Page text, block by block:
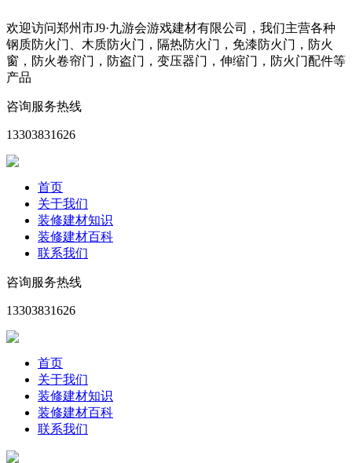
欢迎访问郑州市J9·九游会游戏建材有限公司，我们主营各种
钢质防火门、木质防火门，隔热防火门，免漆防火门，防火
窗，防火卷帘门，防盗门，变压器门，伸缩门，防火门配件等
产品
咨询服务热线
13303831626
首页
关于我们
装修建材知识
装修建材百科
联系我们
咨询服务热线
13303831626
首页
关于我们
装修建材知识
装修建材百科
联系我们